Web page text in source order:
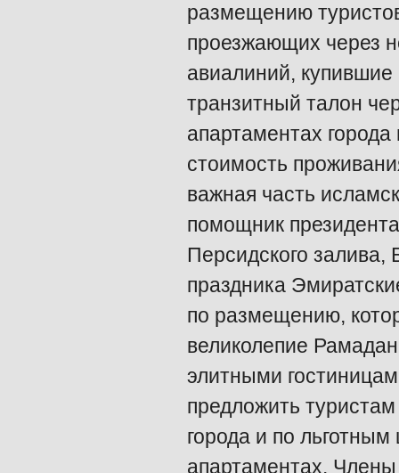
размещению
проезжающих через
авиалиний, купившие
транзитный талон
апартаментах
стоимость
важная часть
помощник
Персидского залива,
праздника
по размещению,
великолепие
элитными
предложить
города и по
апартаментах.